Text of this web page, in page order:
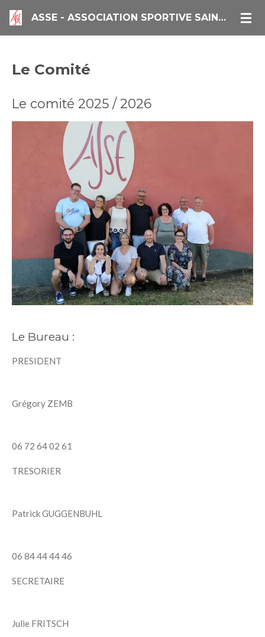
Passer
ASSE - ASSOCIATION SPORTIVE SAINTE CROIX EN PLAINE ET ENVIRONS
Le Comité
Le comité 2025 / 2026
Le Bureau :
PRESIDENT
Grégory ZEMB
06 72 64 02 61
TRESORIER
Patrick GUGGENBUHL
06 84 44 44 46
SECRETAIRE
Julie FRITSCH